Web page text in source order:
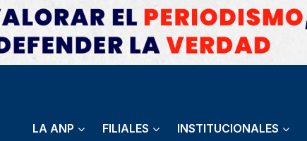
LA ANP FILIALES INSTITUCIONALES